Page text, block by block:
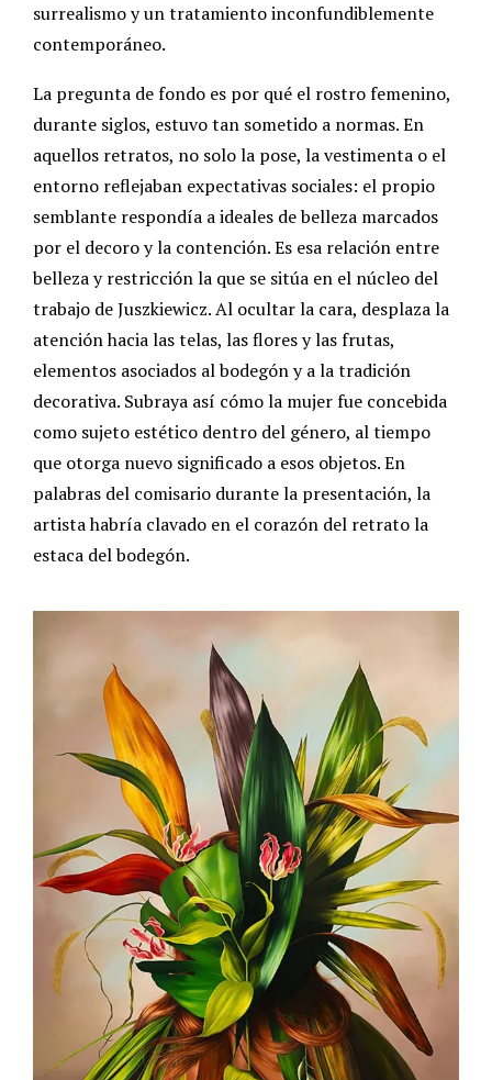
surrealismo y un tratamiento inconfundiblemente
contemporáneo.
La pregunta de fondo es por qué el rostro femenino,
durante siglos, estuvo tan sometido a normas. En
aquellos retratos, no solo la pose, la vestimenta o el
entorno reflejaban expectativas sociales: el propio
semblante respondía a ideales de belleza marcados
por el decoro y la contención. Es esa relación entre
belleza y restricción la que se sitúa en el núcleo del
trabajo de Juszkiewicz. Al ocultar la cara, desplaza la
atención hacia las telas, las flores y las frutas,
elementos asociados al bodegón y a la tradición
decorativa. Subraya así cómo la mujer fue concebida
como sujeto estético dentro del género, al tiempo
que otorga nuevo significado a esos objetos. En
palabras del comisario durante la presentación, la
artista habría clavado en el corazón del retrato la
estaca del bodegón.